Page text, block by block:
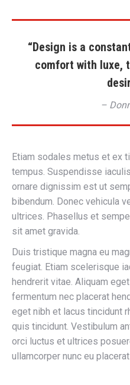
“Design is a
comfort with luxe,
–
Etiam sodales metus et ex
tempus. Suspendisse
ornare dignissim est ut
bibendum. Donec vehicula
ultrices. Phasellus et
sit amet gravida.
Duis tristique magna eu
feugiat. Etiam scelerisque
hendrerit vitae. Aliquam
fermentum nec placerat
eget nibh et lacus tincidunt
quis tincidunt. Vestibulum
orci luctus et ultrices
ullamcorper nunc eu